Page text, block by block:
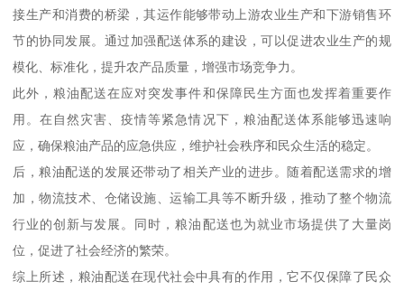
接生产和消费的桥梁，其运作能够带动上游农业生产和下游销售环
节的协同发展。通过加强配送体系的建设，可以促进农业生产的规
模化、标准化，提升农产品质量，增强市场竞争力。
此外，粮油配送在应对突发事件和保障民生方面也发挥着重要作
用。在自然灾害、疫情等紧急情况下，粮油配送体系能够迅速响
应，确保粮油产品的应急供应，维护社会秩序和民众生活的稳定。
后，粮油配送的发展还带动了相关产业的进步。随着配送需求的增
加，物流技术、仓储设施、运输工具等不断升级，推动了整个物流
行业的创新与发展。同时，粮油配送也为就业市场提供了大量岗
位，促进了社会经济的繁荣。
综上所述，粮油配送在现代社会中具有的作用，它不仅保障了民众